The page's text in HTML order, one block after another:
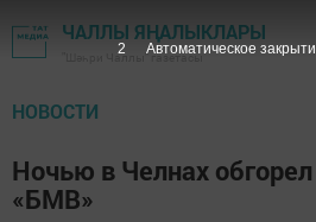
ЧАЛЛЫ ЯҢАЛЫКЛАРЫ
"Шәһри Чаллы" газетасы
НОВОСТИ
Ночью в Челнах
«БМВ»
1 Автоматическое